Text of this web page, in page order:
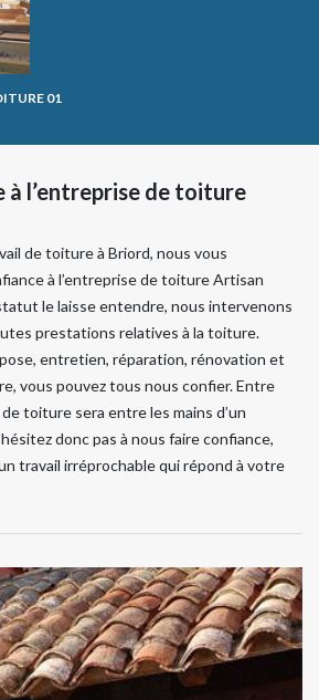
01
à l’entreprise de toiture
de toiture à Briord, nous vous
à l’entreprise de toiture Artisan
le laisse entendre, nous intervenons
prestations relatives à la toiture.
entretien, réparation, rénovation et
vous pouvez tous nous confier. Entre
toiture sera entre les mains d’un
donc pas à nous faire confiance,
travail irréprochable qui répond à votre